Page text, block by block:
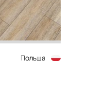
Польша